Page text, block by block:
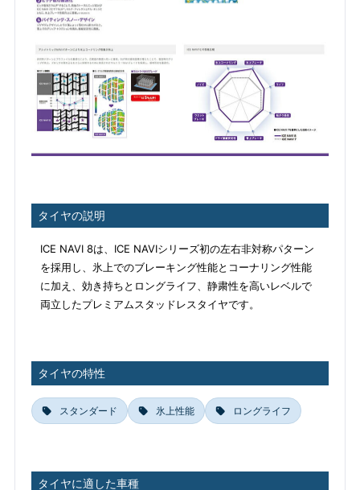
タイヤの説明
ICE NAVI 8は、ICE NAVIシリーズ初の左右非対称パターン
を採用し、氷上でのブレーキング性能とコーナリング性能
に加え、効き持ちとロングライフ、静粛性を高いレベルで
両立したプレミアムスタッドレスタイヤです。
タイヤの特性
スタンダード 氷上性能 ロングライフ
タイヤに適した車種